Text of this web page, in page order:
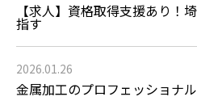
【求人】資格取得支援あり！
指す
2026.01.26
金属加工のプロフェッショナ